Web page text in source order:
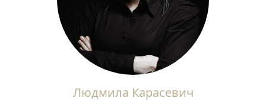
Людмила Карасевич